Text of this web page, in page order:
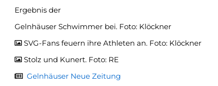
Ergebnis der
Gelnhäuser Schwimmer bei. Foto: Klöckner
SVG-Fans feuern ihre Athleten an. Foto: Klöckner
Stolz und Kunert. Foto: RE
Gelnhäuser Neue Zeitung